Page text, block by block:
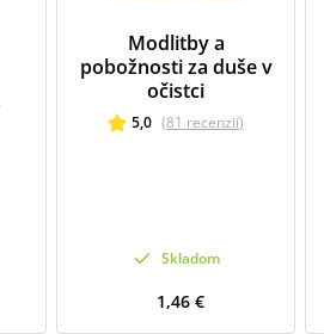
Modlitby a
pobožnosti za duše v
očistci
5,0 (81 recenzií)
Skladom
1,46 €